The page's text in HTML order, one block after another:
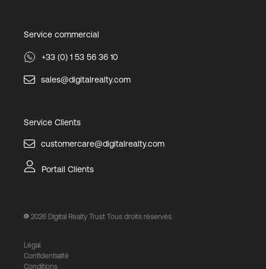
Service commercial
+33 (0) 1 53 56 36 10
sales@digitalrealty.com
Service Clients
customercare@digitalrealty.com
Portail Clients
2026 Digital Realty Trust Tous droits réservés.
Légal
Confidentialité
Conditions